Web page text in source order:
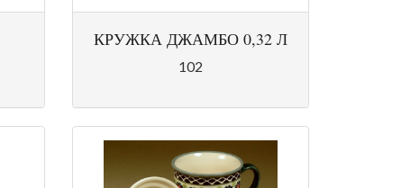
КРУЖКА ДЖАМБО 0,32 Л
102